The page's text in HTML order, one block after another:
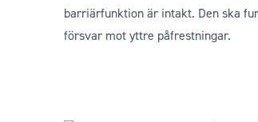
barriärfunktion är intakt. Den ska
försvar mot yttre påfrestningar.